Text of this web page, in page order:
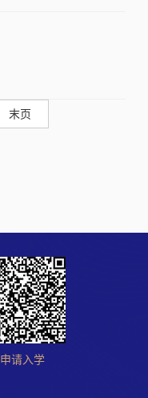
末页
申请入学